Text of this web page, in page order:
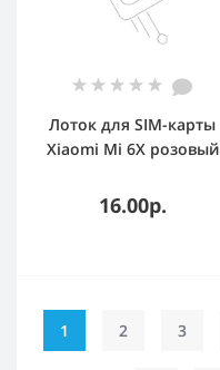
Лоток для SIM-карты
Xiaomi Mi 6X розовый
16.00р.
1 2 3